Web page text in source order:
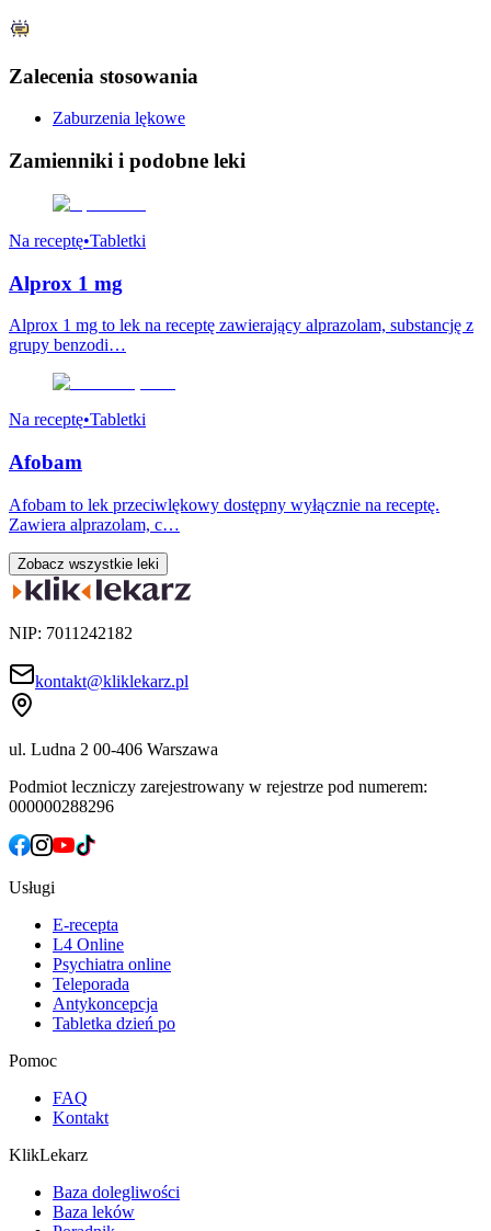
Zalecenia stosowania
Zaburzenia lękowe
Zamienniki i podobne leki
Na receptę•Tabletki
Alprox 1 mg
Alprox 1 mg to lek na receptę zawierający alprazolam, substancję z
grupy benzodi…
Na receptę•Tabletki
Afobam
Afobam to lek przeciwlękowy dostępny wyłącznie na receptę.
Zawiera alprazolam, c…
Zobacz wszystkie leki
NIP: 7011242182
kontakt@kliklekarz.pl
ul. Ludna 2 00-406 Warszawa
Podmiot leczniczy zarejestrowany w rejestrze pod numerem:
000000288296
Usługi
E-recepta
L4 Online
Psychiatra online
Teleporada
Antykoncepcja
Tabletka dzień po
Pomoc
FAQ
Kontakt
KlikLekarz
Baza dolegliwości
Baza leków